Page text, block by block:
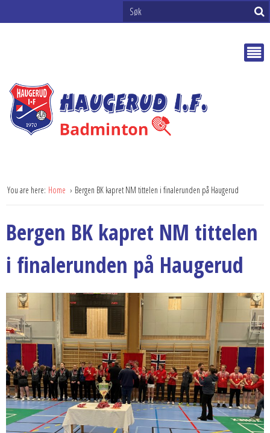
You are here: Home Bergen BK kapret NM tittelen i finalerunden på Haugerud
Bergen BK kapret NM tittelen
i finalerunden på Haugerud